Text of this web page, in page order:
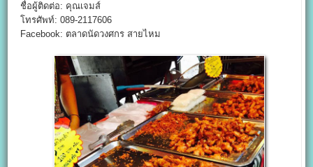
ชื่อผู้ติดต่อ: คุณเจมส์
โทรศัพท์: 089-2117606
Facebook: ตลาดนัดวงศกร สายไหม